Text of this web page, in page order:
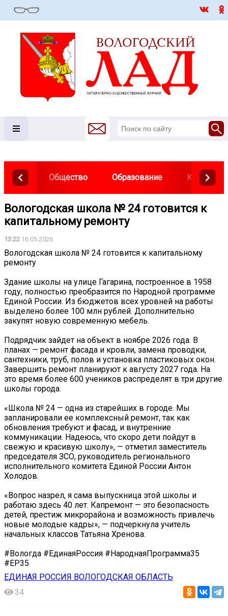
Общество Образование Культура
Вологодская школа № 24 готовится к
капитальному ремонту
13:22 16.05.2026
Вологодская школа № 24 готовится к капитальному
ремонту
Здание школы на улице Гагарина, построенное в 1958
году, полностью преобразится по Народной программе
Единой России. Из бюджетов всех уровней на работы
выделено более 100 млн рублей. Дополнительно
закупят новую современную мебель.
Подрядчик зайдет на объект в ноябре 2026 года. В
планах — ремонт фасада и кровли, замена проводки,
сантехники, труб, полов и установка пластиковых окон.
Завершить ремонт планируют к августу 2027 года. На
это время более 600 учеников распределят в три другие
школы города.
«Школа № 24 — одна из старейших в городе. Мы
запланировали ее комплексный ремонт, так как
обновления требуют и фасад, и внутренние
коммуникации. Надеюсь, что скоро дети пойдут в
свежую и красивую школу», — отметил заместитель
председателя ЗСО, руководитель регионального
исполнительного комитета Единой России Антон
Холодов.
«Вопрос назрел, я сама выпускница этой школы и
работаю здесь 40 лет. Капремонт — это безопасность
детей, престиж микрорайона и возможность привлечь
новые молодые кадры», — подчеркнула учитель
начальных классов Татьяна Хренова.
#Вологда #ЕдинаяРоссия #НароднаяПрограмма35
#ЕР35
ЕДИНАЯ РОССИЯ ВОЛОГОДСКАЯ ОБЛАСТЬ
34